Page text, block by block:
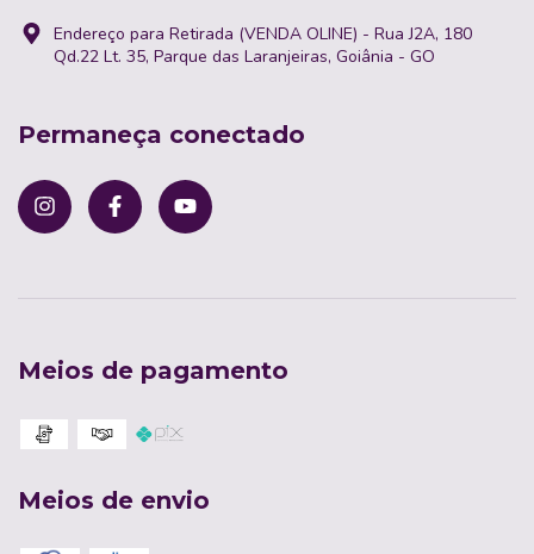
Endereço para Retirada (VENDA OLINE) - Rua J2A, 180
Qd.22 Lt. 35, Parque das Laranjeiras, Goiânia - GO
Permaneça conectado
Meios de pagamento
Meios de envio